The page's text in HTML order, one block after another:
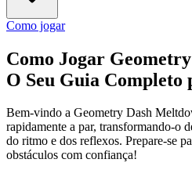
Como jogar
Como Jogar
O Seu Guia Completo
Bem-vindo a Geometry Dash
rapidamente a par, transformando-o
do ritmo e dos reflexos. Prepare-se
obstáculos com confiança!